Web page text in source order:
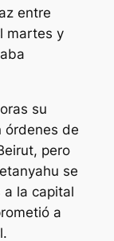
entre
martes y
su
órdenes de
pero
se
a la capital
a